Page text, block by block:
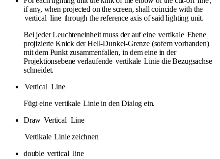
if any, when projected on the screen, shall coincide with the
vertical line through the reference axis of said lighting unit.
Bei jeder Leuchteneinheit muss der auf eine vertikale Ebene
projizierte Knick der Hell-Dunkel-Grenze (sofern vorhanden)
mit dem Punkt zusammenfallen, in dem eine in der
Projektionsebene verlaufende vertikale Linie die Bezugsachse
schneidet.
Vertical Line
Fügt eine vertikale Linie in den Dialog ein.
Draw Vertical Line
Vertikale Linie zeichnen
double vertical line